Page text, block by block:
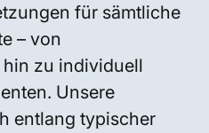
für sämtliche
– von
zu individuell
Unsere
entlang typischer